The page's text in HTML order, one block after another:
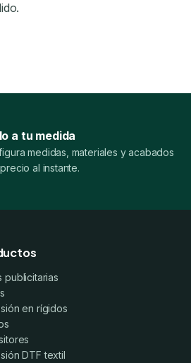
a tu medida
medidas, materiales y acabados
al instante.
publicitarias
en rígidos
DTF textil